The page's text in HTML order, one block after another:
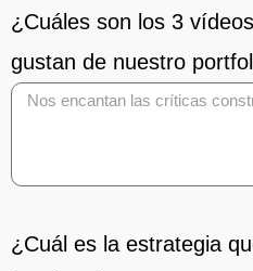
¿Cuáles son los 3
gustan de nuestro
¿Cuál es la estrategia